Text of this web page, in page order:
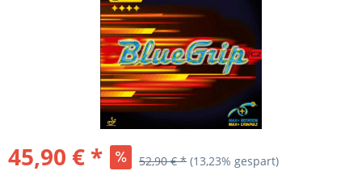
45,90 € * 52,90 € * (13,23% gespart)